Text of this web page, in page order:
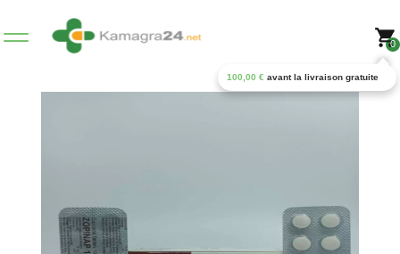
0
100,00 € avant la livraison gratuite